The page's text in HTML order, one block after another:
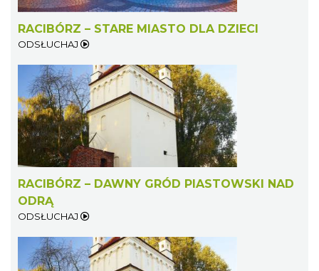
RACIBÓRZ – STARE MIASTO DLA DZIECI
ODSŁUCHAJ
RACIBÓRZ – DAWNY GRÓD PIASTOWSKI NAD
ODRĄ
ODSŁUCHAJ